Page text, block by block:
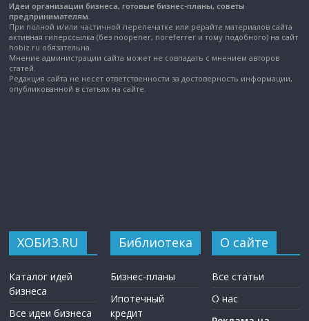
Идеи организации бизнеса, готовые бизнес-планы, советы
предпринимателям.
При полной и/или частичной перепечатке или рерайте материалов сайта
активная гиперссылка (без noopener, noreferrer и тому подобного) на сайт
hobiz.ru обязательна.
Мнение администрации сайта может не совпадать с мнением авторов
статей.
Редакция сайта не несет ответственности за достоверность информации,
опубликованной в статьях на сайте.
ХОБИЗ.RU
Каталог идей
бизнеса
Все идеи бизнеса
Библиотека
Бизнес-планы
Ипотечный
кредит
О сайте
Все статьи
О нас